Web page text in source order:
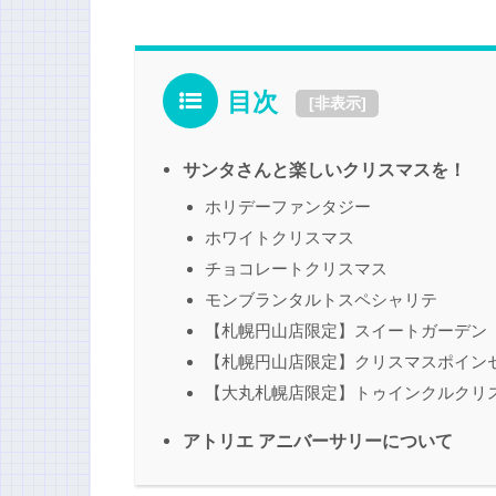
目次 [非表示]
サンタさんと楽しいクリスマスを！
ホリデーファンタジー
ホワイトクリスマス
チョコレートクリスマス
モンブランタルトスペシャリテ
【札幌円山店限定】スイートガーデン
【札幌円山店限定】クリスマスポイン
【大丸札幌店限定】トゥインクルクリ
アトリエ アニバーサリーについて